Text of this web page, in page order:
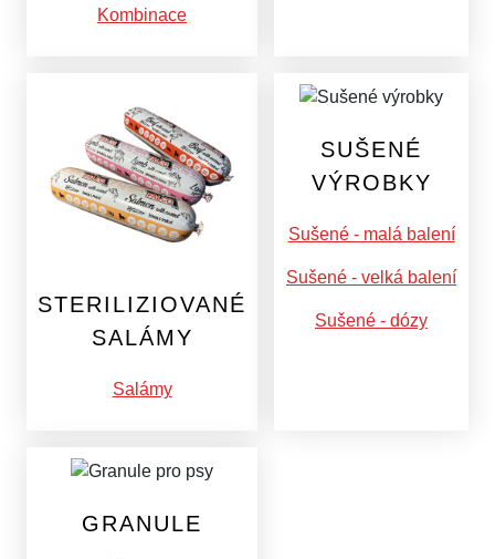
Kombinace
STERILIZIOVANÉ
SALÁMY
Salámy
SUŠENÉ
VÝROBKY
Sušené - malá balení
Sušené - velká balení
Sušené - dózy
GRANULE